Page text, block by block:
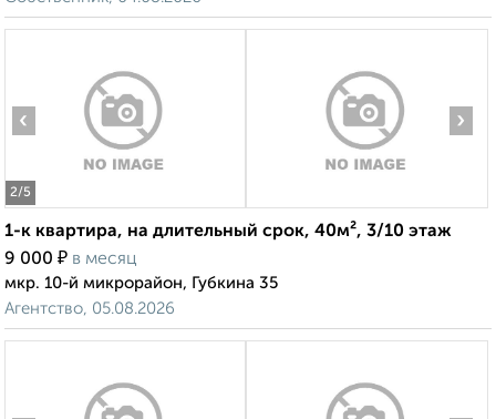
2/5
‹ ›
1-к квартира, на длительный срок, 40м², 3/10 этаж
9 000 ₽ в месяц
мкр. 10-й микрорайон, Губкина 35
Агентство, 05.08.2026